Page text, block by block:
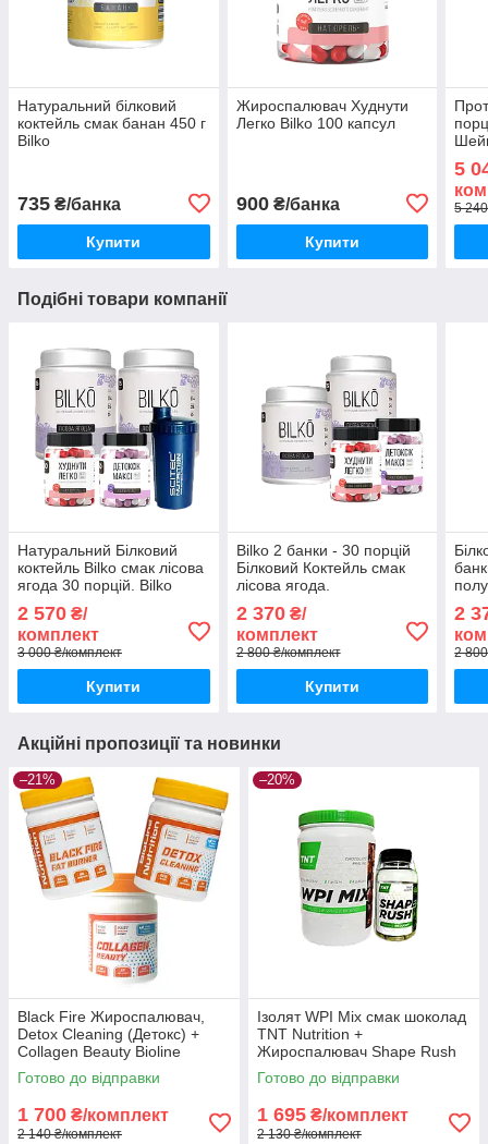
Натуральний білковий
коктейль смак банан 450 г
Bilko
735 ₴/банка
Купити
Жироспалювач Худнути
Легко Bilko 100 капсул
900₴/банка
Купити
5
5
Подібні товари компанії
Натуральний Білковий
коктейль Bilko смак лісова
ягода 30 порцій. Bilko
Жироспалювач. Bilko
Детокс + Шейкер
2 570 ₴/
комплект
3 000 ₴/комплект
Купити
Bilko 2 банки - 30 порцій
Білковий Коктейль смак
лісова ягода.
Жироспалювач + Детокс
2 370₴/
комплект
2 800 ₴/комплект
Купити
2
2
Акційні пропозиції та новинки
–21%
Black Fire Жироспалювач,
Detox Cleaning (Детокс) +
Collagen Beauty Bioline
Nutrition
Готово до відправки
1 700 ₴/комплект
2 140 ₴/комплект
–20%
Ізолят WPI Mix смак шоколад
TNT Nutrition +
Жироспалювач Shape Rush
Готово до відправки
1 695 ₴/комплект
2 130 ₴/комплект